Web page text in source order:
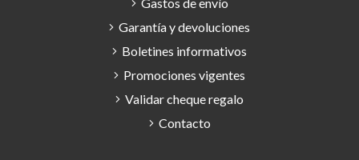
Garantía y devoluciones
Boletines informativos
Promociones vigentes
Validar cheque regalo
Contacto